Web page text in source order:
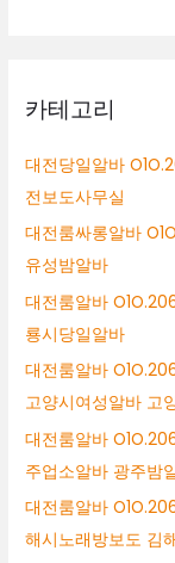
카테고리
대전당일알바
전보도사무실
대전룸싸롱알바
유성밤알바
대전룸알바
룡시당일알바
대전룸알바
고양시여성알바 고
대전룸알바
주업소알바 광주밤
대전룸알바
해시노래방보도 김